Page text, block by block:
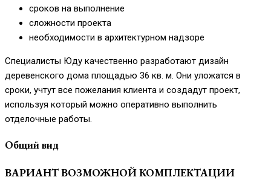
сроков на выполнение
сложности проекта
необходимости в архитектурном надзоре
Специалисты Юду качественно разработают дизайн
деревенского дома площадью 36 кв. м. Они уложатся в
сроки, учтут все пожелания клиента и создадут проект,
используя который можно оперативно выполнить
отделочные работы.
Общий вид
ВАРИАНТ ВОЗМОЖНОЙ КОМПЛЕКТАЦИИ